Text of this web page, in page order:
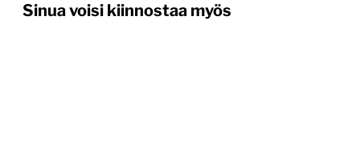
Sinua voisi kiinnostaa myös